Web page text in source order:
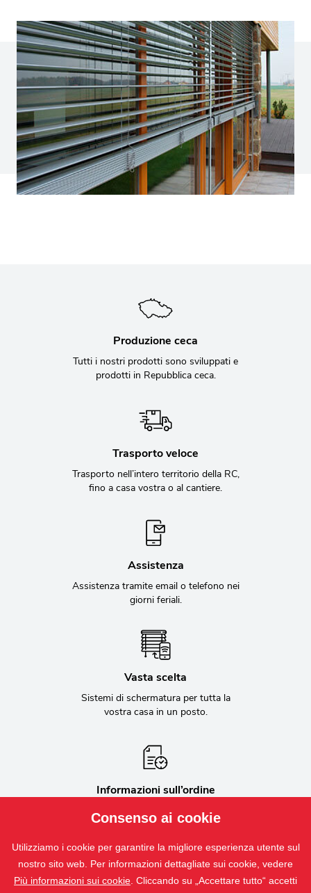
Produzione ceca
Tutti i nostri prodotti sono sviluppati e
prodotti in Repubblica ceca.
Trasporto veloce
Trasporto nell’intero territorio della RC,
fino a casa vostra o al cantiere.
Assistenza
Assistenza tramite email o telefono nei
giorni feriali.
Vasta scelta
Sistemi di schermatura per tutta la
vostra casa in un posto.
Informazioni sull’ordine
Comunicazione continua
sull’andamento dell’ordine.
Bílovecká 2411/1, 746 01 Opava, Repubblica ceca
Consenso ai cookie
Utilizziamo i cookie per garantire la migliore esperienza utente sul
nostro sito web. Per informazioni dettagliate sui cookie, vedere
Più informazioni sui cookie . Cliccando su „Accettare tutto“ accetti